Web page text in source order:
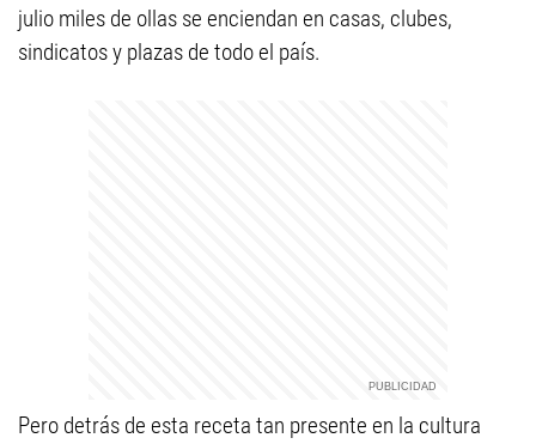
julio miles de ollas se enciendan en casas, clubes,
sindicatos y plazas de todo el país.
Pero detrás de esta receta tan presente en la cultura